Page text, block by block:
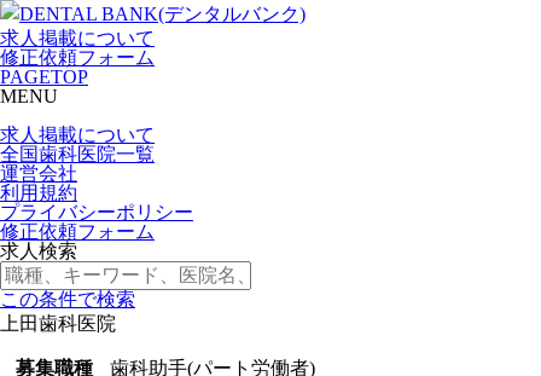
求人掲載について
修正依頼フォーム
PAGETOP
MENU
求人掲載について
全国歯科医院一覧
運営会社
利用規約
プライバシーポリシー
修正依頼フォーム
求人検索
この条件で検索
上田歯科医院
募集職種
歯科助手(パート労働者)